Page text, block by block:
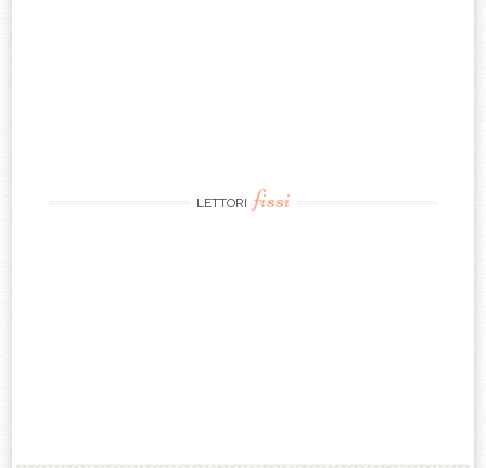
LETTORI fissi